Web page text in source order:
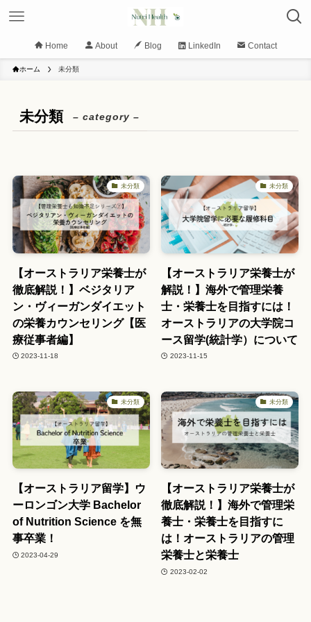
Home About Blog LinkedIn Contact
ホーム 未分類
未分類 – category –
未分類
【オーストラリア栄養士が
徹底解説！】ベジタリア
ン・ヴィーガンダイエット
の栄養カウンセリング【医
療従事者編】
2023-11-18
未分類
【オーストラリア栄養士が
解説！】海外で管理栄養
士・栄養士を目指すには！
オーストラリアの大学院コ
ース留学(統計学）について
2023-11-15
未分類
【オーストラリア留学】ウ
ーロンゴン大学 Bachelor
of Nutrition Science を無
事卒業！
2023-04-29
未分類
【オーストラリア栄養士が
徹底解説！】海外で管理栄
養士・栄養士を目指すに
は！オーストラリアの管理
栄養士と栄養士
2023-02-02